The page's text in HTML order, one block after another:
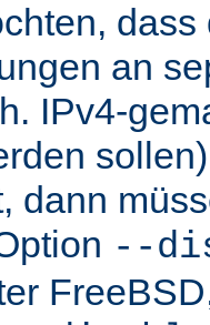
an
IPv4-
dann
--